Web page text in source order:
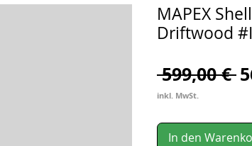
MAPEX
Driftwood
599,00 €
inkl. MwSt.
In den